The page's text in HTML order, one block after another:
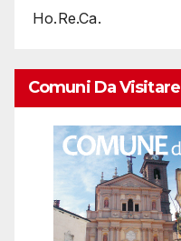
Ho.Re.Ca.
Comuni Da Visitare